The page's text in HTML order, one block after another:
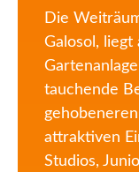
Die
Galosol, liegt
tauchende
attraktiven
Studios,